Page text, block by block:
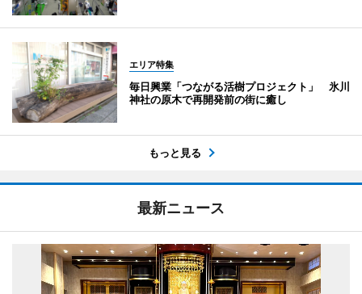
エリア特集
毎日興業「つながる活樹プロジェクト」 氷川
神社の原木で再開発前の街に癒し
もっと見る
最新ニュース